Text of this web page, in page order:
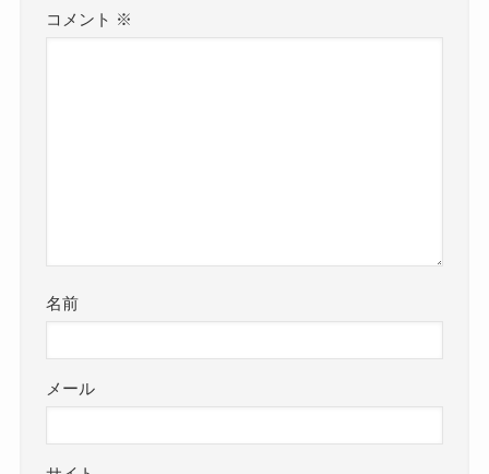
コメント ※
名前
メール